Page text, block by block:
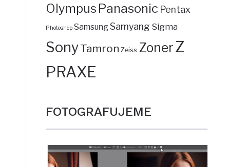
Olympus Panasonic Pentax
Photoshop SamsungSamyang Sigma
SonyTamron Zeiss ZonerZ
PRAXE
FOTOGRAFUJEME